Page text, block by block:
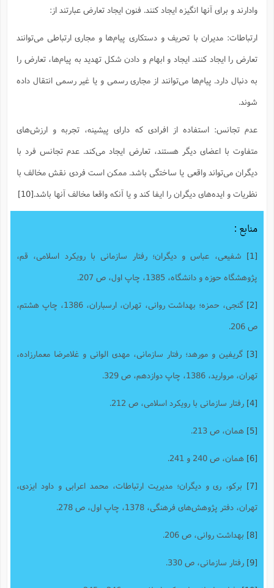
وادارند و برای آنها انگیزه ایجاد کنند. فنون ایجاد تعارض عبارتند از:
ارتباطات: مدیران با تحریف و دستکاری پیام‌ها و مجاری ارتباطی می‌توانند
تعارض را ایجاد کنند. ایجاد و ابهام و دادن شکل تهدید به پیام‌ها، تعارض را
به دنبال دارد. پیام‌ها می‌توانند از مجاری رسمی و یا غیر رسمی انتقال داده
شوند.
عدم تجانس: استفاده از افرادی که دارای پیشینه، تجربه و ارزش‌های
متفاوت با اعضای دیگر هستند، تعارض ایجاد می‌کند. عدم تجانس فرد با
دیگران می‌تواند واقعی یا ساختگی باشد. ممکن است فردی نقش مخالف با
نظریات و ایده‌های دیگران را ایفا کند و یا آنکه واقعا مخالف آنها باشد.[10]
منابع :
شفیعی، عباس و دیگران؛ رفتار سازمانی با رویکرد اسلامی، قم،
پژوهشگاه حوزه و دانشگاه، 1385، چاپ اول، ص 207.
گنجی، حمزه؛ بهداشت روانی، تهران، ارسباران، 1386، چاپ هشتم،
ص 206.
گریفین و مورهد؛ رفتار سازمانی، مهدی الوانی و غلامرضا معمارزاده،
تهران، مروارید، 1386، چاپ دوازدهم، ص 329.
رفتار سازمانی با رویکرد اسلامی، ص 212.
همان، ص 213.
همان، ص 240 و 241.
برکو، ری و دیگران؛ مدیریت ارتباطات، محمد اعرابی و داود ایزدی،
تهران، دفتر پژوهش‌های فرهنگی، 1378، چاپ اول، ص 278.
بهداشت روانی، ص 206.
رفتار سازمانی، ص 330.